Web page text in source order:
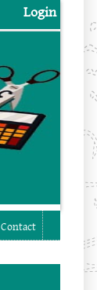
Login
Contact